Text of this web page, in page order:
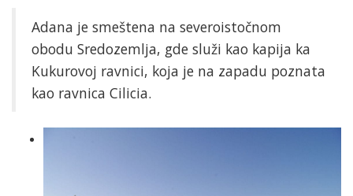
Adana je smeštena na severoistočnom
obodu Sredozemlja, gde služi kao kapija ka
Kukurovoj ravnici, koja je na zapadu poznata
kao ravnica Cilicia.